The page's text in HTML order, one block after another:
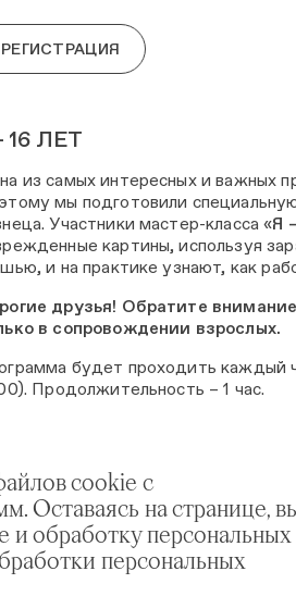
cookie с
Оставаясь на странице,
и обработку персональных
персональных
РЕГИСТРАЦИЯ
16 ЛЕТ
из самых интересных и важных
мы подготовили
Участники мастер-класса «Я
картины, используя
и на практике узнают, как
друзья! Обратите
в сопровождении взрослых.
будет проходить каждый
Продолжительность – 1 час.
искусство рассказывать
сфере. Как никому другому,
экскурсоводу. На
сторителлинга и речевым